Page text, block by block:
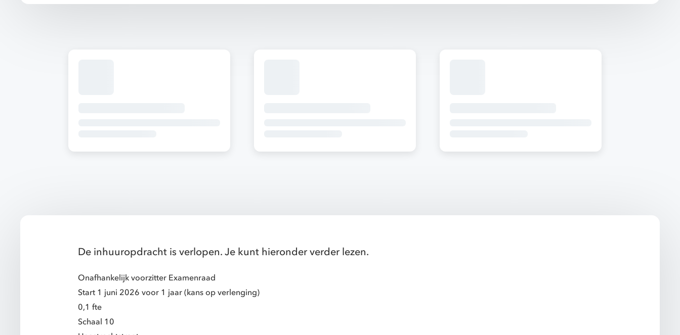
De inhuuropdracht is verlopen. Je kunt hieronder verder lezen.
Onafhankelijk voorzitter Examenraad
Start 1 juni 2026 voor 1 jaar (kans op verlenging)
0,1 fte
Schaal 10